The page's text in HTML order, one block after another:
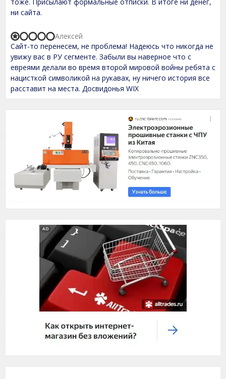
o
u
o
f
5
тоже. Присылают формальные отписки. В итоге ни денег,
ни сайта.
R
a
t
d
1
,
u
Сайт-то перенесем, не проблема! Надеюсь что никогда не
увижу вас в РУ сегменте. Забыли вы наверное что с
евреями делали во время второй мировой войны ребята с
нацисткой символикой на рукавах, ну ничего история все
расставит на места. Досвидонья WIX
Алексей